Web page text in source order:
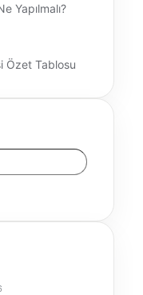
Yapılmalı?
Özet Tablosu